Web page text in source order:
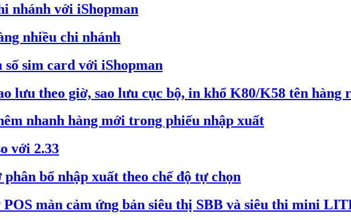
nhánh với iShopman
nhiều chi nhánh
sim card với iShopman
lưu theo giờ, sao lưu cục bộ, in khổ K80/K58 tên hàng
nhanh hàng mới trong phiếu nhập xuất
với 2.33
bổ nhập xuất theo chế độ tự chọn
màn cảm ứng bản siêu thị SBB và siêu thi mini